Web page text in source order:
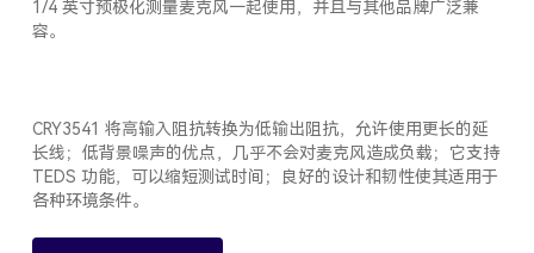
1/4 英寸预极化测量麦克风一起使用，并且与其他品牌广泛兼
容。
CRY3541 将高输入阻抗转换为低输出阻抗，允许使用更长的延
长线；低背景噪声的优点，几乎不会对麦克风造成负载；它支持
TEDS 功能，可以缩短测试时间；良好的设计和韧性使其适用于
各种环境条件。